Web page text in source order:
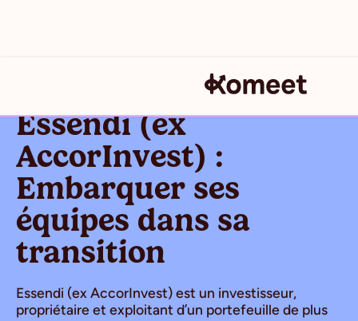
Essendi (ex
AccorInvest) :
Embarquer ses
équipes dans sa
transition
Essendi (ex AccorInvest) est un investisseur,
propriétaire et exploitant d’un portefeuille de plus